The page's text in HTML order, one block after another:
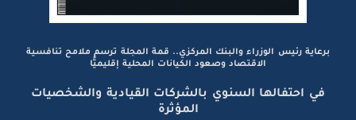
برعاية رئيس الوزراء والبنك المركزي.. قمة المجلة ترسم ملامح تنافسية
الاقتصاد وصعود الكيانات المحلية إقليميًّا
في احتفالها السنوي بالشركات القيادية والشخصيات
المؤثرة